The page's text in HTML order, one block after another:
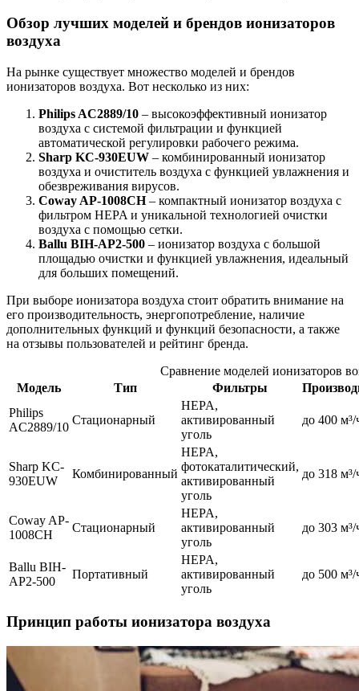
Обзор лучших моделей и брендов ионизаторов
воздуха
На рынке существует множество моделей и брендов
ионизаторов воздуха. Вот несколько из них:
Philips AC2889/10 – высокоэффективный ионизатор
воздуха с системой фильтрации и функцией
автоматической регулировки рабочего режима.
Sharp KC-930EUW – комбинированный ионизатор
воздуха и очиститель воздуха с функцией увлажнения и
обезвреживания вирусов.
Coway AP-1008CH– компактный ионизатор воздуха с
фильтром HEPA и уникальной технологией очистки
воздуха с помощью сетки.
Ballu BIH-AP2-500 – ионизатор воздуха с большой
площадью очистки и функцией увлажнения, идеальный
для больших помещений.
При выборе ионизатора воздуха стоит обратить внимание на
его производительность, энергопотребление, наличие
дополнительных функций и функций безопасности, а также
на отзывы пользователей и рейтинг бренда.
Сравнение моделей ионизаторов
Модель
Тип Фильтры
Philips
AC2889/10
Стационарный
HEPA,
активированный
уголь
до 400 м³/
Sharp KC-
930EUW
Комбинированный
HEPA,
фотокаталитический,
активированный
уголь
до 318 м³/
Coway AP-
1008CH
Стационарный
HEPA,
активированный
уголь
до 303 м³/
Ballu BIH-
AP2-500
Портативный
HEPA,
активированный
уголь
до 500 м³/
Принцип работы ионизатора воздуха